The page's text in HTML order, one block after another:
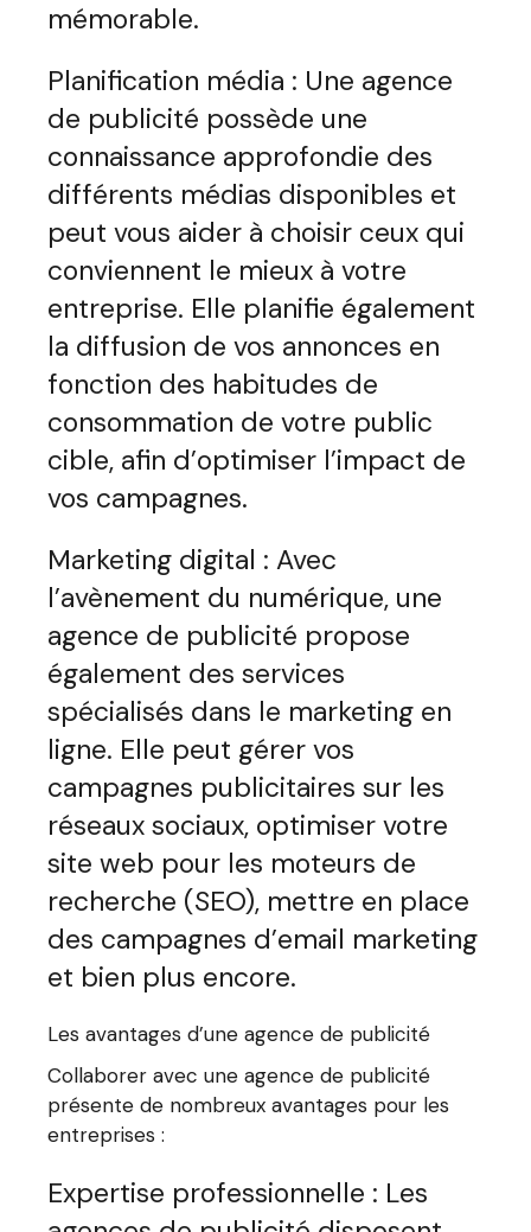
mémorable.
Planification média : Une agence
de publicité possède une
connaissance approfondie des
différents médias disponibles et
peut vous aider à choisir ceux qui
conviennent le mieux à votre
entreprise. Elle planifie également
la diffusion de vos annonces en
fonction des habitudes de
consommation de votre public
cible, afin d’optimiser l’impact de
vos campagnes.
Marketing digital : Avec
l’avènement du numérique, une
agence de publicité propose
également des services
spécialisés dans le marketing en
ligne. Elle peut gérer vos
campagnes publicitaires sur les
réseaux sociaux, optimiser votre
site web pour les moteurs de
recherche (SEO), mettre en place
des campagnes d’email marketing
et bien plus encore.
Les avantages d’une agence de publicité
Collaborer avec une agence de publicité
présente de nombreux avantages pour les
entreprises :
Expertise professionnelle : Les